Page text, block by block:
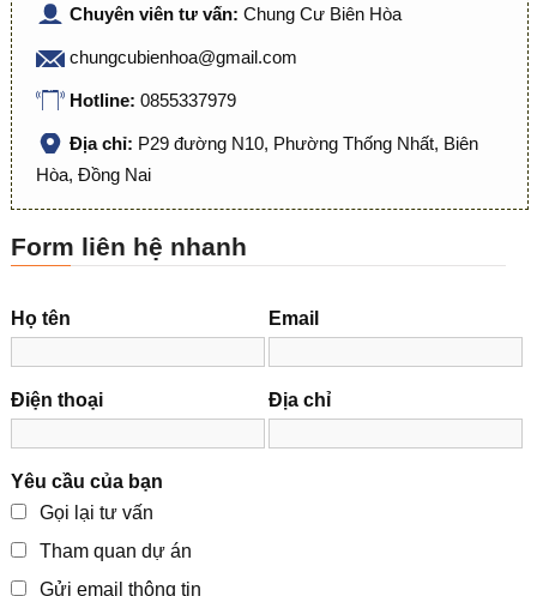
Chuyên viên tư vấn: Chung Cư Biên Hòa
chungcubienhoa@gmail.com
Hotline: 0855337979
Địa chỉ: P29 đường N10, Phường Thống Nhất, Biên
Hòa, Đồng Nai
Form liên hệ nhanh
Họ tên Email
Điện thoại Địa chỉ
Yêu cầu của bạn
Gọi lại tư vấn
Tham quan dự án
Gửi email thông tin